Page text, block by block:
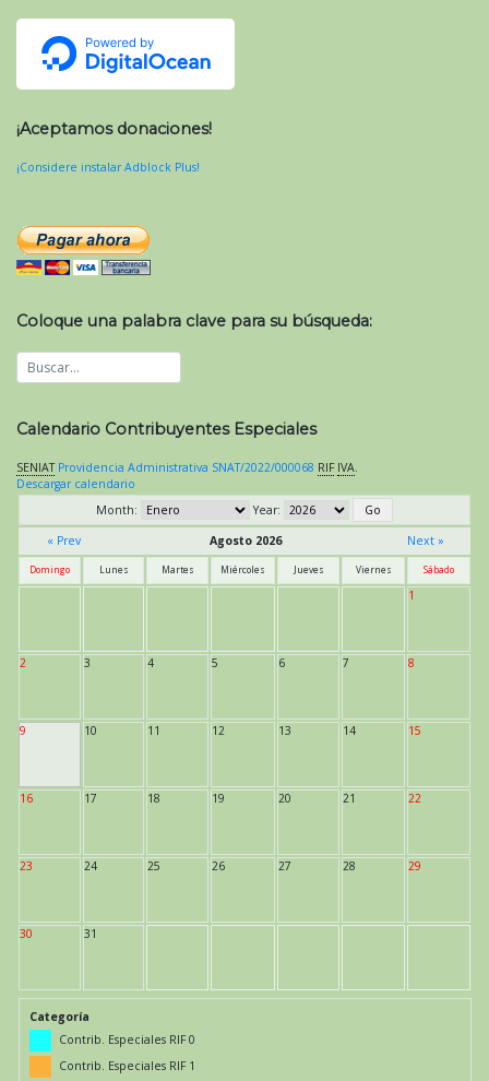
¡Aceptamos donaciones!
¡Considere instalar Adblock Plus!
Coloque una palabra clave para su búsqueda:
Calendario Contribuyentes Especiales
SENIAT Providencia Administrativa SNAT/2022/000068 RIF IVA.
Descargar calendario
Month:
Year:
« Prev
Agosto 2026 Next »
Domingo Lunes Martes Miércoles Jueves Viernes Sábado
1
2 3 4 5 6 7 8
9 10 11 12 13 14 15
16 17 18 19 20 21 22
23 24 25 26 27 28 29
30 31
Categoría
Contrib. Especiales RIF 0
Contrib. Especiales RIF 1